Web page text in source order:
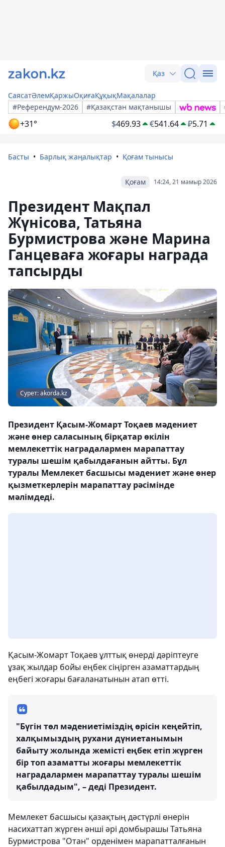
Қаз
СаясатӘлемҚаржыОқиғаҚұқықМақалалар
#Референдум-2026
#Қазақстан мақтанышы
+31° $469.93 €541.64 ₽5.71
Басты Барлық жаңалықтар Қоғам тынысы
14:24, 21 мамыр 2026
Қоғам
Президент Мақпал
Жүнісова, Татьяна
Бурмистрова және Марина
Ганцеваға жоғары награда
тапсырды
Сурет: akorda.kz
Президент Қасым-Жомарт Тоқаев мәдениет
және өнер саласының бірқатар өкілін
мемлекеттік наградалармен марапаттау
туралы шешім қабылдағанын айтты. Бұл
туралы Мемлекет басшысы мәдениет және өнер
қызметкерлерін марапаттау рәсімінде
мәлімдеді.
Қасым-Жомарт Тоқаев ұлттық өнерді дәріптеуге
ұзақ жылдар бойы еңбек сіңірген азаматтардың
еңбегі жоғары бағаланатынын атап өтті.
"Бүгін төл мәдениетіміздің өрісін кеңейтіп,
халқымыздың рухани дүниетанымын
байыту жолында жемісті еңбек етіп жүрген
бір топ азаматты жоғары мемлекеттік
наградалармен марапаттау туралы шешім
қабылдадым", – деді Президент.
Мемлекет басшысы қазақтың дәстүрлі өнерін
насихаттап жүрген әнші әрі домбырашы Татьяна
Бурмистрова "Отан" орденімен марапатталғанын